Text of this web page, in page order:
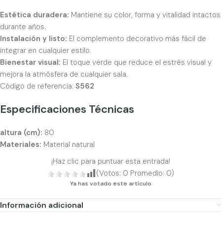
Estética duradera: Mantiene su color, forma y vitalidad intactos
durante años.
Instalación y listo: El complemento decorativo más fácil de
integrar en cualquier estilo.
Bienestar visual: El toque verde que reduce el estrés visual y
mejora la atmósfera de cualquier sala.
Código de referencia: S562
Especificaciones Técnicas
altura (cm): 80
Materiales: Material natural
¡Haz clic para puntuar esta entrada!
(Votos: 0 Promedio: 0)
Ya has votado este artículo
Información adicional